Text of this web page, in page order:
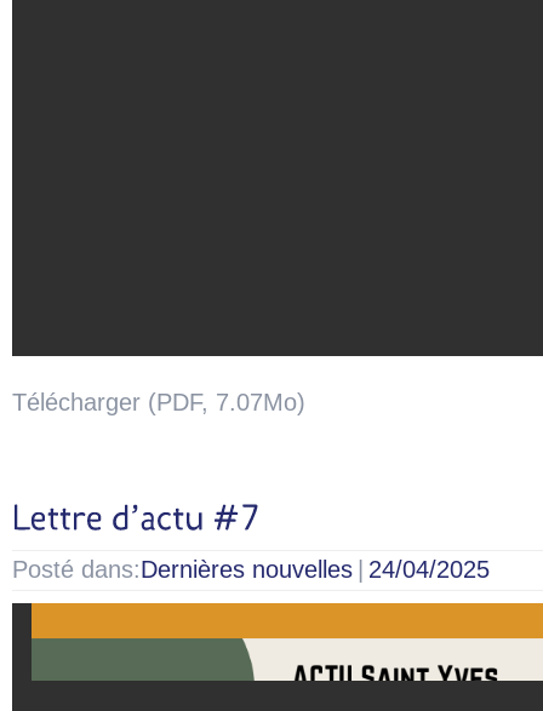
Télécharger (PDF, 7.07Mo)
Posté dans:Dernières nouvelles 24/04/2025